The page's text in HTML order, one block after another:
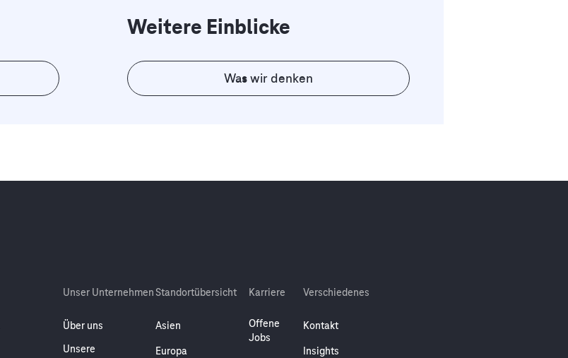
Weitere Einblicke
Was wir denken
Unser Unternehmen
Über uns
Unsere
Standortübersicht
Asien
Europa
Karriere
Offene
Jobs
Verschiedenes
Kontakt
Insights